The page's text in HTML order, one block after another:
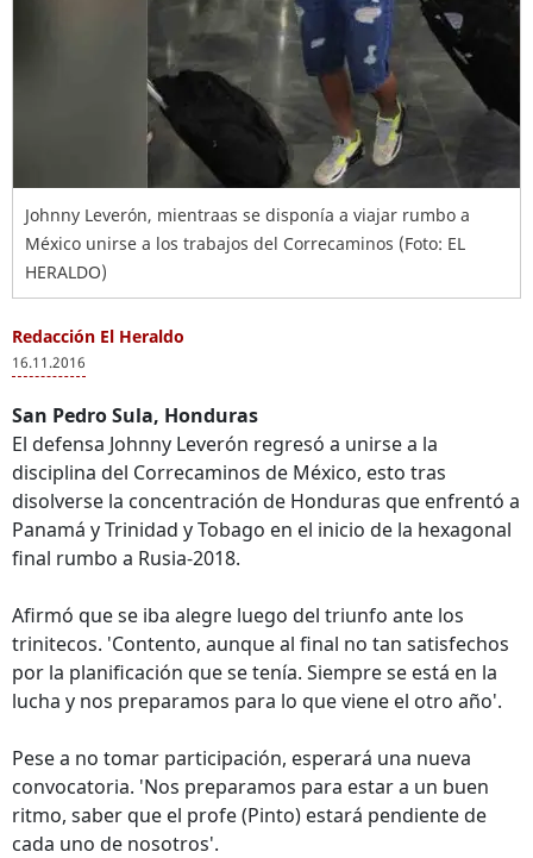
Johnny Leverón, mientraas se disponía a viajar rumbo a
México unirse a los trabajos del Correcaminos (Foto: EL
HERALDO)
Redacción El Heraldo
16.11.2016
San Pedro Sula, Honduras
El defensa Johnny Leverón regresó a unirse a la
disciplina del Correcaminos de México, esto tras
disolverse la concentración de Honduras que enfrentó a
Panamá y Trinidad y Tobago en el inicio de la hexagonal
final rumbo a Rusia-2018.
Afirmó que se iba alegre luego del triunfo ante los
trinitecos. 'Contento, aunque al final no tan satisfechos
por la planificación que se tenía. Siempre se está en la
lucha y nos preparamos para lo que viene el otro año'.
Pese a no tomar participación, esperará una nueva
convocatoria. 'Nos preparamos para estar a un buen
ritmo, saber que el profe (Pinto) estará pendiente de
cada uno de nosotros'.